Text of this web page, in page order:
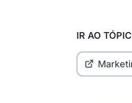
IR AO